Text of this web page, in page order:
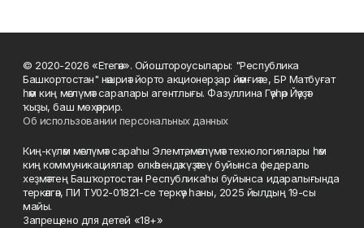
© 2020-2026 «Етегән». Ойоштороусылары: "Республика
Башкортостан" нәшриәт йорто акционерҙар йәмғиәте, БР Матбуғат
һәм киң мәғлүмәт саралары агентлығы. Фазуллина Гәүһәр Йәүҙәт
ҡыҙы, баш мөхәррир.
Об использовании персональных данных
Киң-күләм мәғлүмәт сараһы Элемтә, мәғлүмәт технологиялары һәм
киң коммуникациялар өлкәһендә күҙәтеү буйынса федераль
хеҙмәттең Башҡортостан Республикаһы буйынса идаралығында
теркәлгән, ПИ ТУ02-01821-се теркәү һаны, 2025 йылдың 19-сы
майы.
Запрещено для детей «18+»